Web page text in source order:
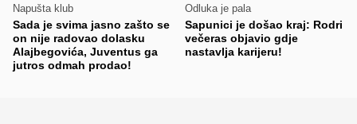
Napušta klub
Sada je svima jasno zašto se
on nije radovao dolasku
Alajbegovića, Juventus ga
jutros odmah prodao!
Odluka je pala
Sapunici je došao kraj: Rodri
večeras objavio gdje
nastavlja karijeru!